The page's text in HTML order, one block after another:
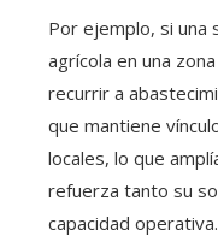
Por ejemplo, si una
agrícola en una
recurrir a
que mantiene
locales, lo que
refuerza tanto su
capacidad operativa.